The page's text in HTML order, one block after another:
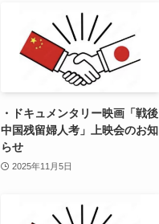
・ドキュメンタリー映画「戦後
中国残留婦人考」上映会のお知
らせ
2025年11月5日